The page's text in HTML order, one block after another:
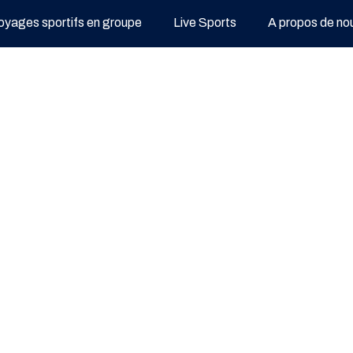
sportifs en groupe Live Sports A propos de